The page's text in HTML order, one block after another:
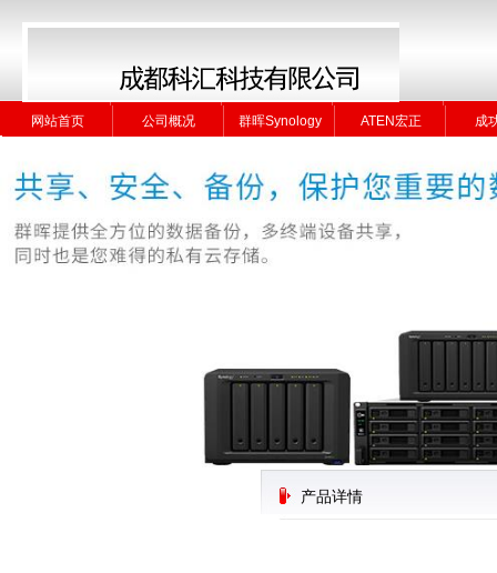
网站首页 公司概况 群晖Synology ATEN宏正 成
网站首页 公司概况 群晖Synology ATEN宏正 成
产品详情